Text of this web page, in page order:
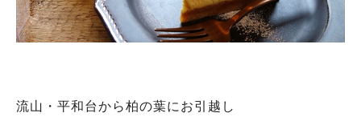
流山・平和台から柏の葉にお引越し